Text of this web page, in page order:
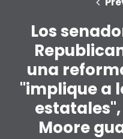
Los
una
"implique a
Moore